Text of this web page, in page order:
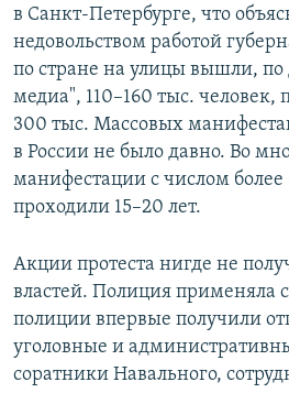
в Санкт-Петербурге, что
недовольством работой
по стране на улицы вышли,
медиа", 110–160 тыс.
300 тыс. Массовых
в России не было давно. Во
манифестации с числом более
проходили 15–20 лет.
Акции протеста нигде не
властей. Полиция применяла
полиции впервые получили
уголовные и
соратники Навального,